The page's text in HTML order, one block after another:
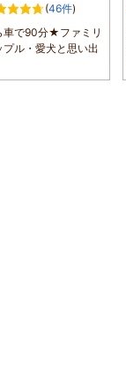
(46件)
車で90分★ファミリ
プル・愛犬と思い出